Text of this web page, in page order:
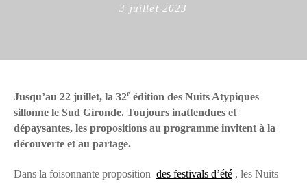
Posted
3 juillet 2023
Jusqu’au 22 juillet, la 32e édition des Nuits Atypiques
sillonne le Sud Gironde. Toujours inattendues et
dépaysantes, les propositions au programme invitent à la
découverte et au partage.
Dans la foisonnante proposition des festivals d’été , les Nuits